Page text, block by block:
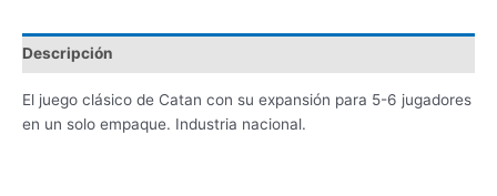
Descripción
El juego clásico de Catan con su expansión para 5-6 jugadores
en un solo empaque. Industria nacional.